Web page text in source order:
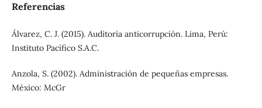
Referencias
Álvarez, C. J. (2015). Auditoría anticorrupción. Lima, Perú:
Instituto Pacífico S.A.C.
Anzola, S. (2002). Administración de pequeñas empresas.
México: McGr